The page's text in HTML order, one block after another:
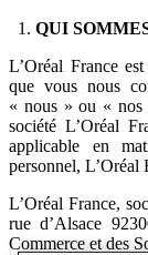
QUI
L’Oréal France
que vous nous
« nous » ou « nos
société L’Oréal
applicable en
personnel, L’Oréal
L’Oréal France,
rue d’Alsace
Commerce et des